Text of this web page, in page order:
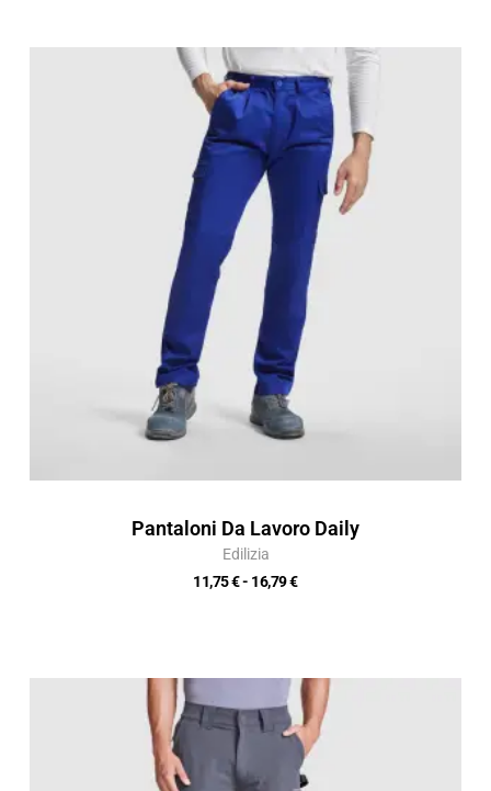
Pantaloni Da Lavoro Daily
Edilizia
11,75€- 16,79€
di
prezzo:
11,75 €
16,79 €
Fascia
di
prezzo:
da
25,80 €